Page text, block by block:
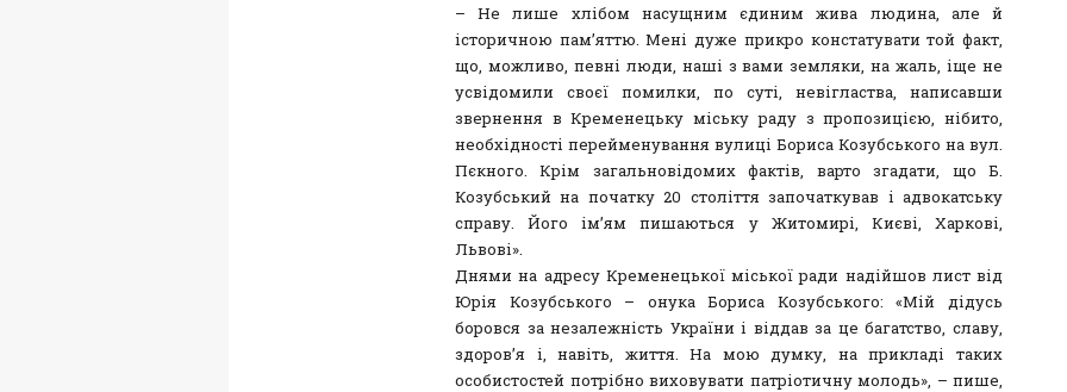
– Не лише хлібом насущним єдиним жива людина, але й
історичною пам’яттю. Мені дуже прикро констатувати той факт,
що, можливо, певні люди, наші з вами земляки, на жаль, іще не
усвідомили своєї помилки, по суті, невігластва, написавши
звернення в Кременецьку міську раду з пропозицією, нібито,
необхідності перейменування вулиці Бориса Козубського на вул.
Пєкного. Крім загальновідомих фактів, варто згадати, що Б.
Козубський на початку 20 століття започаткував і адвокатську
справу. Його ім’ям пишаються у Житомирі, Києві, Харкові,
Львові».
Днями на адресу Кременецької міської ради надійшов лист від
Юрія Козубського – онука Бориса Козубського: «Мій дідусь
боровся за незалежність України і віддав за це багатство, славу,
здоров’я і, навіть, життя. На мою думку, на прикладі таких
особистостей потрібно виховувати патріотичну молодь», – пише,